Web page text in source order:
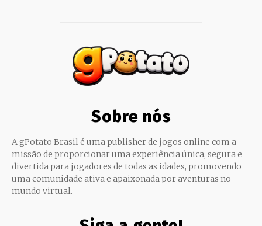
Sobre nós
A gPotato Brasil é uma publisher de jogos online com a
missão de proporcionar uma experiência única, segura e
divertida para jogadores de todas as idades, promovendo
uma comunidade ativa e apaixonada por aventuras no
mundo virtual.